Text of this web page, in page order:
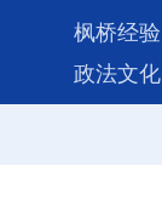
枫桥经验
政法文化